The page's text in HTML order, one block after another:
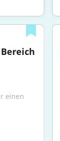
einen